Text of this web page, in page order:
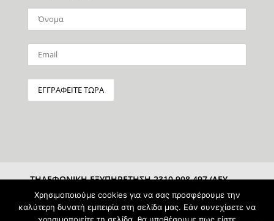
ΤΗΛΕΦΩΝΙΚΗ ΕΞΥΠΗΡΕΤΗΣΗ 2310 908 497 (ΔΕΥ-
ΣΑΒ 10:00-15:00)
Χρησιμοποιούμε cookies για να σας προσφέρουμε την
καλύτερη δυνατή εμπειρία στη σελίδα μας. Εάν συνεχίσετε να